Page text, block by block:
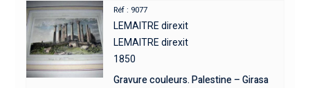
Réf : 9077
LEMAITRE direxit
LEMAITRE direxit
1850
Gravure couleurs. Palestine – Girasa